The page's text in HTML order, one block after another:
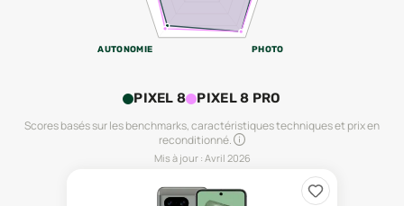
PHOTO
AUTONOMIE
PIXEL 8 PIXEL 8 PRO
Scores basés sur les benchmarks, caractéristiques techniques et prix en
reconditionné.
Mis à jour : Avril 2026